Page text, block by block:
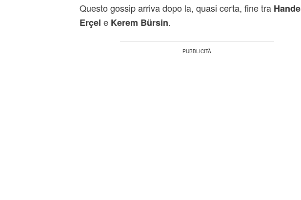
Questo gossip arriva dopo la, quasi certa, fine traHande
Erçel e Kerem Bürsin.